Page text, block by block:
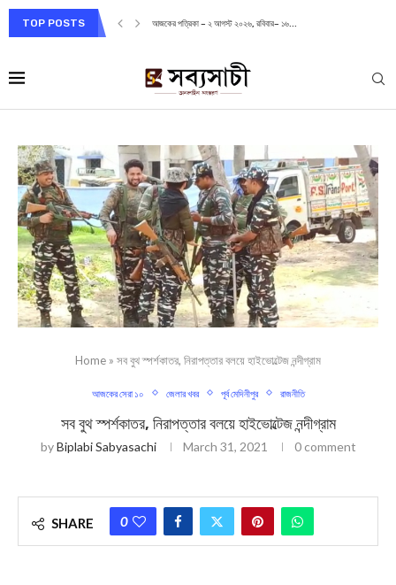
TOP POSTS আজকের পত্রিকা – ২ আগস্ট ২০২৬, রবিবার– ১৬...
Home » সব বুথ স্পর্শকাতর, নিরাপত্তার বলয়ে হাইভোল্টেজ নন্দীগ্রাম
আজকের সেরা ১০ জেলার খবর পূর্ব মেদিনীপুর রাজনীতি
সব বুথ স্পর্শকাতর, নিরাপত্তার বলয়ে হাইভোল্টেজ নন্দীগ্রাম
byBiplabi Sabyasachi March 31, 2021 0 comment
SHARE 0